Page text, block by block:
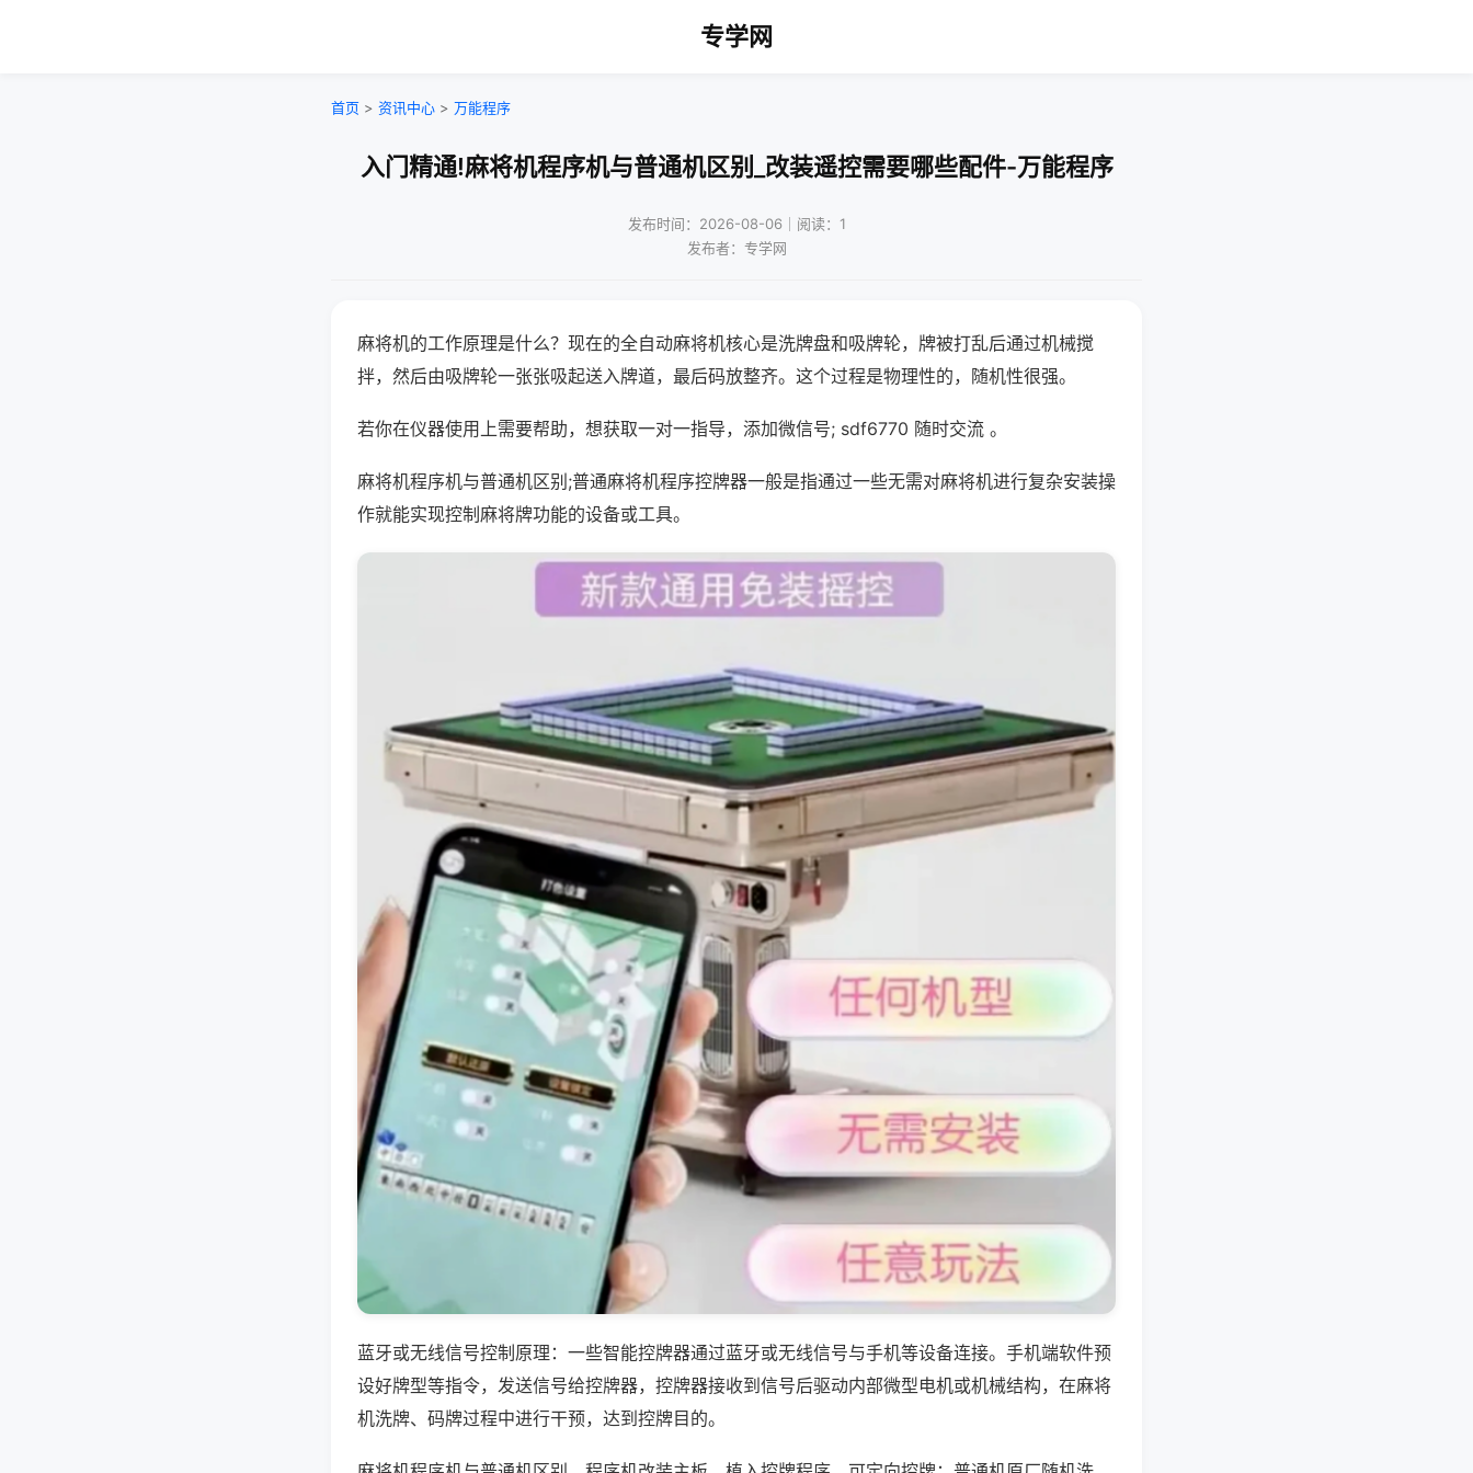
专学网
首页 > 资讯中心 > 万能程序
入门精通!麻将机程序机与普通机区别_改装遥控需要哪些配件-万能程序
发布时间：2026-08-06｜阅读：1
发布者：专学网
麻将机的工作原理是什么？现在的全自动麻将机核心是洗牌盘和吸牌轮，牌被打乱后通过机械搅
拌，然后由吸牌轮一张张吸起送入牌道，最后码放整齐。这个过程是物理性的，随机性很强。
若你在仪器使用上需要帮助，想获取一对一指导，添加微信号; sdf6770 随时交流 。
麻将机程序机与普通机区别;普通麻将机程序控牌器一般是指通过一些无需对麻将机进行复杂安装操
作就能实现控制麻将牌功能的设备或工具。
蓝牙或无线信号控制原理：一些智能控牌器通过蓝牙或无线信号与手机等设备连接。手机端软件预
设好牌型等指令，发送信号给控牌器，控牌器接收到信号后驱动内部微型电机或机械结构，在麻将
机洗牌、码牌过程中进行干预，达到控牌目的。